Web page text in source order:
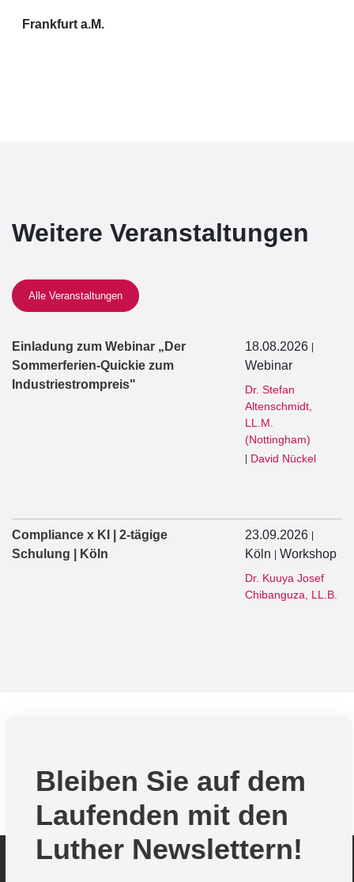
Frankfurt a.M.
Weitere Veranstaltungen
Alle Veranstaltungen
Einladung zum Webinar „Der
Sommerferien-Quickie zum
Industriestrompreis"
18.08.2026
Webinar
Dr. Stefan
Altenschmidt,
LL.M.
(Nottingham)
David Nückel
Compliance x KI | 2-tägige
Schulung | Köln
23.09.2026
Köln Workshop
Dr. Kuuya Josef
Chibanguza, LL.B.
Bleiben Sie auf dem
Laufenden mit den
Luther Newslettern!